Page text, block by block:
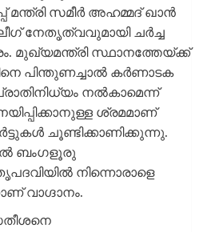
സമീര്‍ അഹമ്മദ് ഖാന്‍
ലീഗ് നേതൃത്വവുമായി ചര്‍ച്ച
മുഖ്യമന്ത്രി സ്ഥാനത്തേയ്ക്ക്
പിന്തുണച്ചാല്‍ കര്‍ണാടക
നല്‍കാമെന്ന്
ശ്രമമാണ്
ചൂണ്ടിക്കാണിക്കുന്നു.
ബം​ഗളൂരു
നിന്നൊരാളെ
വാഗ്ദാനം.